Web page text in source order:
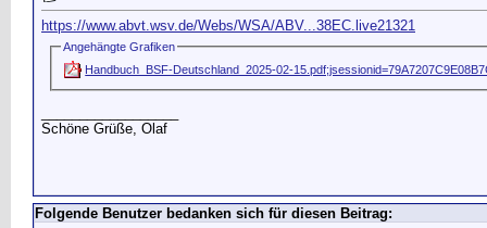
https://www.abvt.wsv.de/Webs/WSA/ABV...38EC.live21321
Angehängte Grafiken
Handbuch_BSF-Deutschland_2025-02-
Schöne Grüße, Olaf
Folgende Benutzer bedanken sich für diesen Beitrag: